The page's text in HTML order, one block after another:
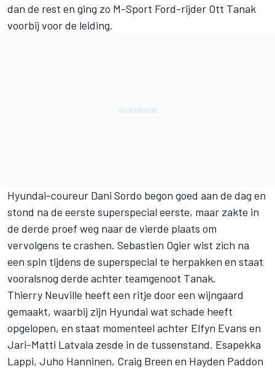
dan de rest en ging zo M-Sport Ford-rijder Ott Tanak
voorbij voor de leiding.
Hyundai-coureur Dani Sordo begon goed aan de dag en
stond na de eerste superspecial eerste, maar zakte in
de derde proef weg naar de vierde plaats om
vervolgens te crashen. Sebastien Ogier wist zich na
een spin tijdens de superspecial te herpakken en staat
vooralsnog derde achter teamgenoot Tanak.
Thierry Neuville heeft een ritje door een wijngaard
gemaakt, waarbij zijn Hyundai wat schade heeft
opgelopen, en staat momenteel achter Elfyn Evans en
Jari-Matti Latvala zesde in de tussenstand. Esapekka
Lappi, Juho Hanninen, Craig Breen en Hayden Paddon